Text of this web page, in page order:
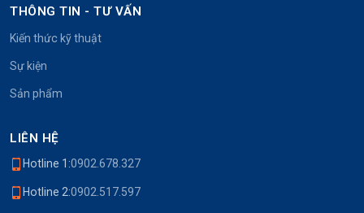
THÔNG TIN - TƯ VẤN
Kiến thức kỹ thuật
Sự kiện
Sản phẩm
LIÊN HỆ
Hotline 1:0902.678.327
Hotline 2:0902.517.597